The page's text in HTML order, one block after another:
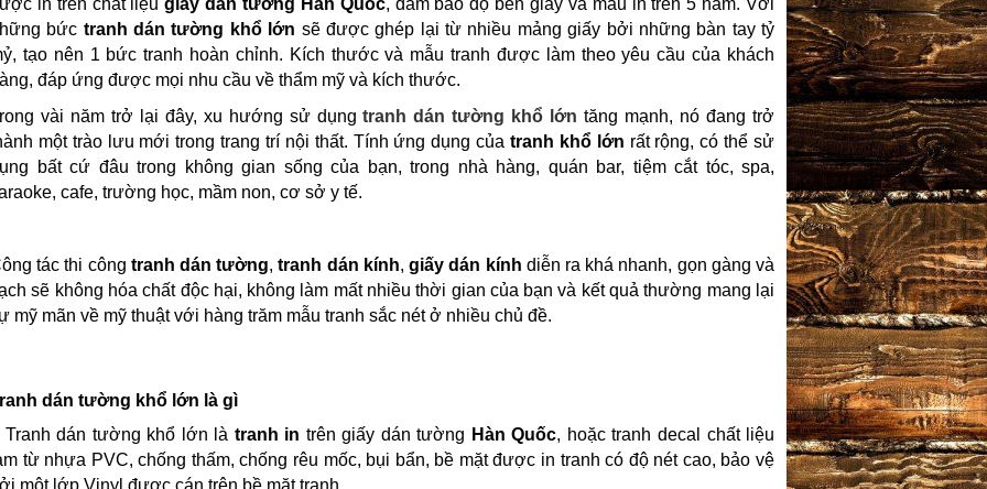
in trên chất liệugiấy dán tường Hàn Quốc, đảm bảo độ bền giấy và màu in trên 5 năm. Với
bức tranh dán tường khổ lớn sẽ được ghép lại từ nhiều mảng giấy bởi những bàn tay tỷ
tạo nên 1 bức tranh hoàn chỉnh. Kích thước và mẫu tranh được làm theo yêu cầu của khách
đáp ứng được mọi nhu cầu về thẩm mỹ và kích thước.
vài năm trở lại đây, xu hướng sử dụng tranh dán tường khổ lớn tăng mạnh, nó đang trở
một trào lưu mới trong trang trí nội thất. Tính ứng dụng của tranh khổ lớn rất rộng, có thể sử
bất cứ đâu trong không gian sống của bạn, trong nhà hàng, quán bar, tiệm cắt tóc, spa,
cafe, trường học, mầm non, cơ sở y tế.
tác thi công tranh dán tường,tranh dán kính,giấy dán kính diễn ra khá nhanh, gọn gàng và
sẽ không hóa chất độc hại, không làm mất nhiều thời gian của bạn và kết quả thường mang lại
mỹ mãn về mỹ thuật với hàng trăm mẫu tranh sắc nét ở nhiều chủ đề.
dán tường khổ lớn là gì
Tranh dán tường khổ lớn là tranh in trên giấy dán tường Hàn Quốc, hoặc tranh decal chất liệu
từ nhựa PVC, chống thấm, chống rêu mốc, bụi bẩn, bề mặt được in tranh có độ nét cao, bảo vệ
một lớp Vinyl được cán trên bề mặt tranh.